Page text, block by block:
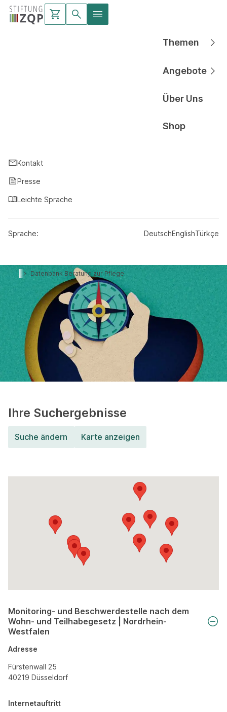
Sprache: DeutschEnglishTürkçe
Kontakt
Presse
Leichte Sprache
Themen
Angebote
Über Uns
Shop
Datenbank Beratung zur Pflege
Datenbank
Beratung zur Pflege
Hier können Sie kostenlos nach Beratungsstellen in Ihrer Nähe
suchen. Aussagen zur Qualität dieser Angebote kann das ZQP
nicht treffen.
Ihre Suchergebnisse
Suche ändern Karte anzeigen
Monitoring- und Beschwerdestelle nach dem
Wohn- und Teilhabegesetz | Nordrhein-
Westfalen
Adresse
Fürstenwall 25
40219 Düsseldorf
Internetauftritt